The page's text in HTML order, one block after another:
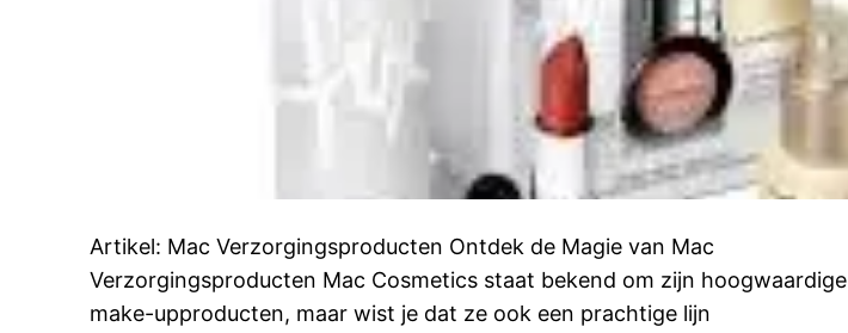
Artikel: Mac Verzorgingsproducten Ontdek de Magie van Mac
Verzorgingsproducten Mac Cosmetics staat bekend om zijn hoogwaardige
make-upproducten, maar wist je dat ze ook een prachtige lijn